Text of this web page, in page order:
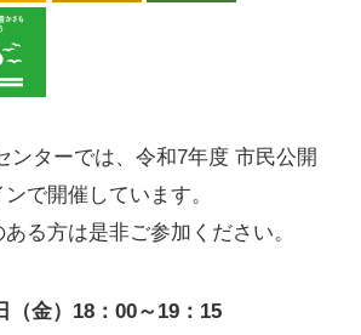
ンターでは、令和7年度 市民公開
で開催しています。
る方は是非ご参加ください。
（金）18：00～19：15